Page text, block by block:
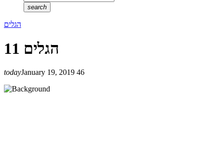
search
הגלים
הגלים 11
todayJanuary 19, 2019 46